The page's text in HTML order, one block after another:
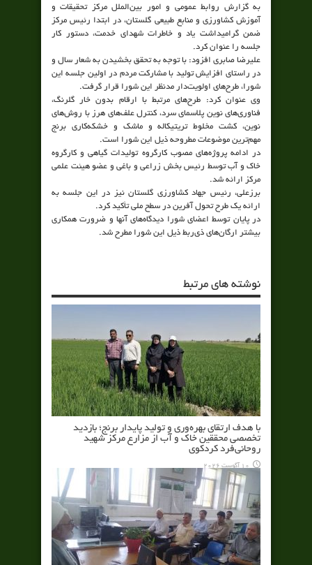
به گزارش روابط عمومی و امور بین‌الملل مرکز تحقیقات و
آموزش کشاورزی و منابع طبیعی گلستان، در ابتدا رئیس مرکز
ضمن گرامیداشت یاد و خاطرات شهدای خدمت، دستور کار
جلسه را عنوان کرد.
علیرضا صابری افزود: با توجه به تحقق بخشیدن به شعار سال و
در راستای افزایش تولید با مشارکت مردم در اولین جلسه این
شورا، طرح‌های اولویت‌دار مدنظر این شورا قرار گرفت.
وی عنوان کرد: طرح‌های مرتبط با ارقام بدون خار گلرنگ،
فناوری‌های نوین پلاسمای سرد، کنترل علف‌های هرز با روش‌های
نوین، کشت مخلوط تریتیکاله و ماشک و خشکه‌کاری برنج
مهم‌ترین موضوعات مطروحه ذیل این شورا است.
در ادامه پروژه‌های مصوب کارگروه تولیدات گیاهی و کارگروه
خاک و آب توسط رئیس بخش زراعی و باغی و عضو هیئت علمی
مرکز ارائه شد.
برزعلی، رئیس جهاد کشاورزی گلستان نیز در این جلسه به
ارائه یک طرح تحول آفرین در سطح ملی تأکید کرد.
در پایان توسط اعضای شورا دیدگاه‌های آنها و ضرورت همکاری
بیشتر ارگان‌های ذی‌ربط ذیل این شورا مطرح شد.
نوشته های مرتبط
با هدف ارتقای بهره‌وری و تولید پایدار برنج؛ بازدید
تخصصی محققین خاک و آب از مزارع مرکز شهید
روحانی‌فرد کردکوی
10 آگوست 2026